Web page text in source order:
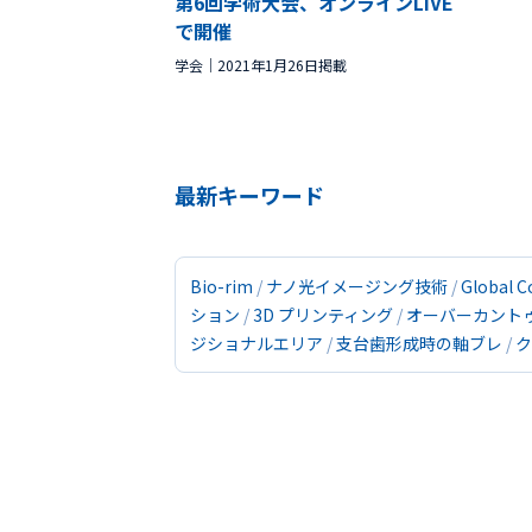
で開催
学会 2021年1月26日掲載
最新キーワード
Bio-rim ナノ光イメージング技術 Global
ション 3D プリンティング オーバーカント
ジショナルエリア 支台歯形成時の軸ブレ